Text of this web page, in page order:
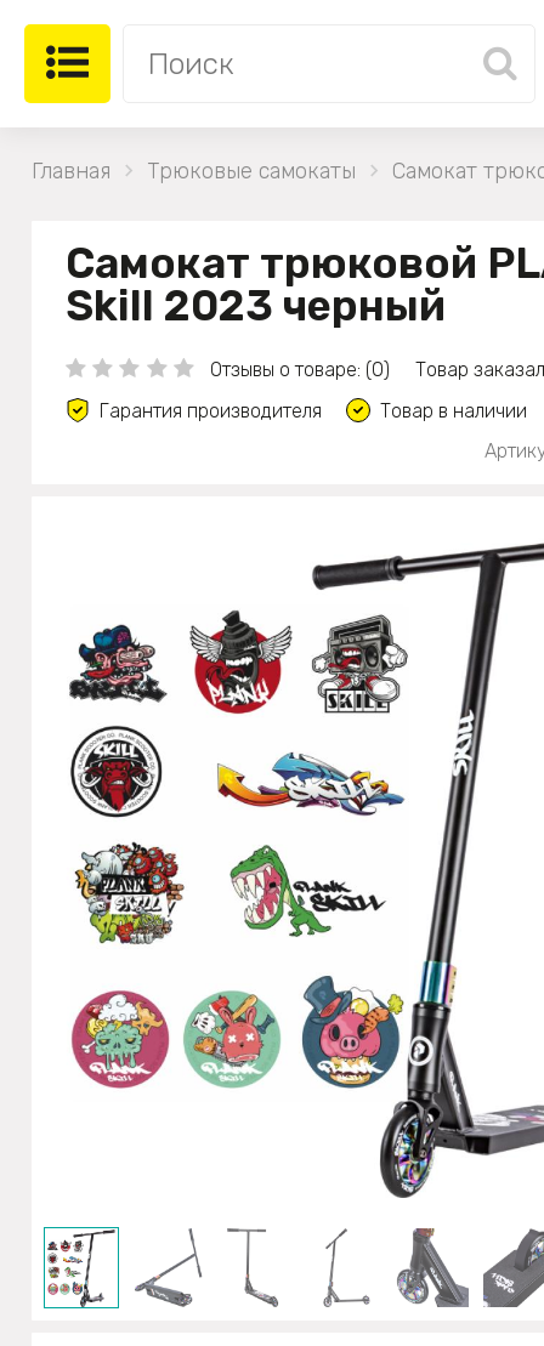
Главная Трюковые самокаты Самокат
Самокат трюковой
Skill 2023 черный
Отзывы о товаре: (0)
Товар
Гарантия производителя
Товар в наличии